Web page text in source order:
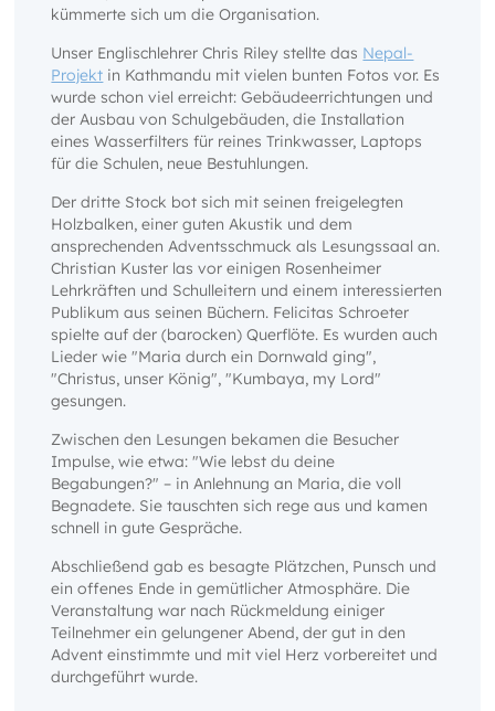
kümmerte sich um die Organisation.
Unser Englischlehrer Chris Riley stellte das Nepal-
Projekt in Kathmandu mit vielen bunten Fotos vor. Es
wurde schon viel erreicht: Gebäudeerrichtungen und
der Ausbau von Schulgebäuden, die Installation
eines Wasserfilters für reines Trinkwasser, Laptops
für die Schulen, neue Bestuhlungen.
Der dritte Stock bot sich mit seinen freigelegten
Holzbalken, einer guten Akustik und dem
ansprechenden Adventsschmuck als Lesungssaal an.
Christian Kuster las vor einigen Rosenheimer
Lehrkräften und Schulleitern und einem interessierten
Publikum aus seinen Büchern. Felicitas Schroeter
spielte auf der (barocken) Querflöte. Es wurden auch
Lieder wie "Maria durch ein Dornwald ging",
"Christus, unser König", "Kumbaya, my Lord"
gesungen.
Zwischen den Lesungen bekamen die Besucher
Impulse, wie etwa: "Wie lebst du deine
Begabungen?" – in Anlehnung an Maria, die voll
Begnadete. Sie tauschten sich rege aus und kamen
schnell in gute Gespräche.
Abschließend gab es besagte Plätzchen, Punsch und
ein offenes Ende in gemütlicher Atmosphäre. Die
Veranstaltung war nach Rückmeldung einiger
Teilnehmer ein gelungener Abend, der gut in den
Advent einstimmte und mit viel Herz vorbereitet und
durchgeführt wurde.